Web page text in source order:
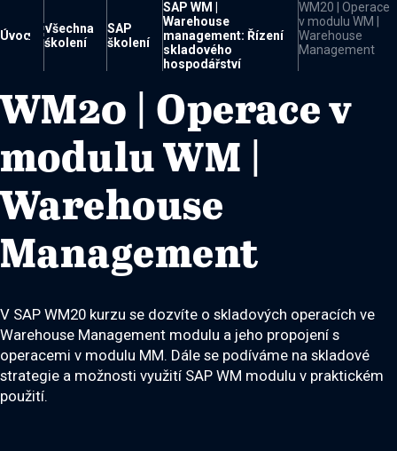

Úvod
Všechna
školení
SAP
školení
SAP WM |
Warehouse
management: Řízení
skladového
hospodářství
WM20 | Operace
v modulu WM |
Warehouse
Management
WM20 | Operace v
modulu WM |
Warehouse
Management
V SAP WM20 kurzu se dozvíte o skladových operacích ve
Warehouse Management modulu a jeho propojení s
operacemi v modulu MM. Dále se podíváme na skladové
strategie a možnosti využití SAP WM modulu v praktickém
použití.